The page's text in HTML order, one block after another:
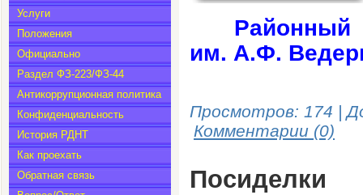
Услуги
Положения
Официально
Раздел ФЗ-223/ФЗ-44
Антикоррупционная политика
Конфиденциальность
История РДНТ
Как проехать
Обратная связь
им. А.Ф.
Просмотров: 174 |
Комментарии (0)
Посиделки